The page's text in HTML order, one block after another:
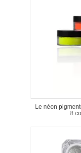
Le néon
8